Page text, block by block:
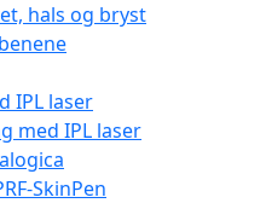
hals og bryst
IPL laser
med IPL laser
SkinPen